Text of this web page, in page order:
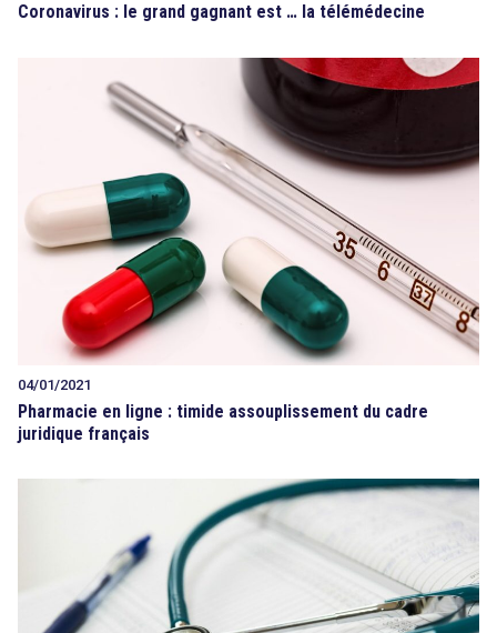
Coronavirus : le grand gagnant est … la télémédecine
04/01/2021
Pharmacie en ligne : timide assouplissement du cadre
juridique français